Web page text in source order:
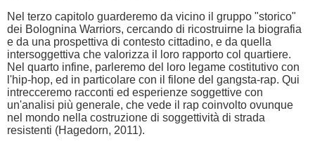
Nel terzo capitolo guarderemo da vicino il gruppo "storico"
dei Bolognina Warriors, cercando di ricostruirne la biografia
e da una prospettiva di contesto cittadino, e da quella
intersoggettiva che valorizza il loro rapporto col quartiere.
Nel quarto infine, parleremo del loro legame costitutivo con
l'hip-hop, ed in particolare con il filone del gangsta-rap. Qui
intrecceremo racconti ed esperienze soggettive con
un'analisi più generale, che vede il rap coinvolto ovunque
nel mondo nella costruzione di soggettività di strada
resistenti (Hagedorn, 2011).